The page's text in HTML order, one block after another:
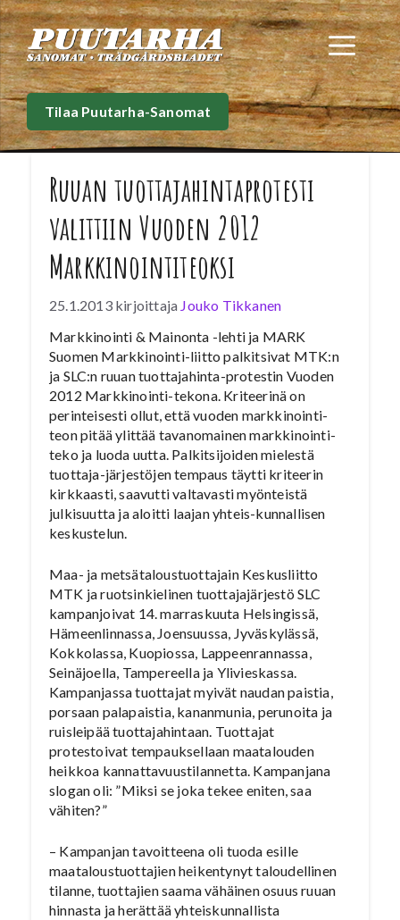
Siirry
sisältöön
Tilaa Puutarha-Sanomat
Ruuan tuottajahintaprotesti
valittiin Vuoden 2012
Markkinointiteoksi
25.1.2013 kirjoittaja Jouko Tikkanen
Markkinointi & Mainonta -lehti ja MARK
Suomen Markkinointi-liitto palkitsivat MTK:n
ja SLC:n ruuan tuottajahinta-protestin Vuoden
2012 Markkinointi-tekona. Kriteerinä on
perinteisesti ollut, että vuoden markkinointi-
teon pitää ylittää tavanomainen markkinointi-
teko ja luoda uutta. Palkitsijoiden mielestä
tuottaja-järjestöjen tempaus täytti kriteerin
kirkkaasti, saavutti valtavasti myönteistä
julkisuutta ja aloitti laajan yhteis-kunnallisen
keskustelun.
Maa- ja metsätaloustuottajain Keskusliitto
MTK ja ruotsinkielinen tuottajajärjestö SLC
kampanjoivat 14. marraskuuta Helsingissä,
Hämeenlinnassa, Joensuussa, Jyväskylässä,
Kokkolassa, Kuopiossa, Lappeenrannassa,
Seinäjoella, Tampereella ja Ylivieskassa.
Kampanjassa tuottajat myivät naudan paistia,
porsaan palapaistia, kananmunia, perunoita ja
ruisleipää tuottajahintaan. Tuottajat
protestoivat tempauksellaan maatalouden
heikkoa kannattavuustilannetta. Kampanjana
slogan oli: ”Miksi se joka tekee eniten, saa
vähiten?”
– Kampanjan tavoitteena oli tuoda esille
maataloustuottajien heikentynyt taloudellinen
tilanne, tuottajien saama vähäinen osuus ruuan
hinnasta ja herättää yhteiskunnallista